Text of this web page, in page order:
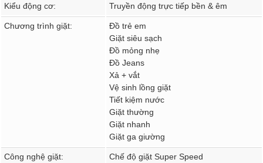
Kiểu động cơ: Truyền động trực tiếp bền & êm
Chương trình giặt:
Đồ trẻ em
Giặt siêu sạch
Đồ mỏng nhẹ
Đồ Jeans
Xả + vắt
Vệ sinh lồng giặt
Tiết kiệm nước
Giặt thường
Giặt nhanh
Giặt ga giường
Công nghệ giặt:
Chế độ giặt Super Speed